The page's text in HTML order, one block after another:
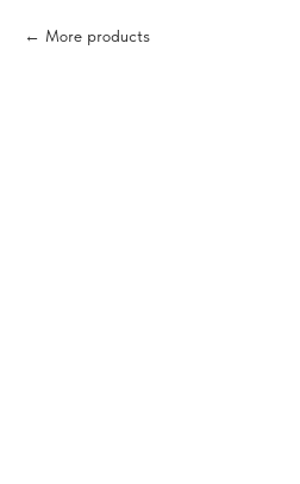
More products